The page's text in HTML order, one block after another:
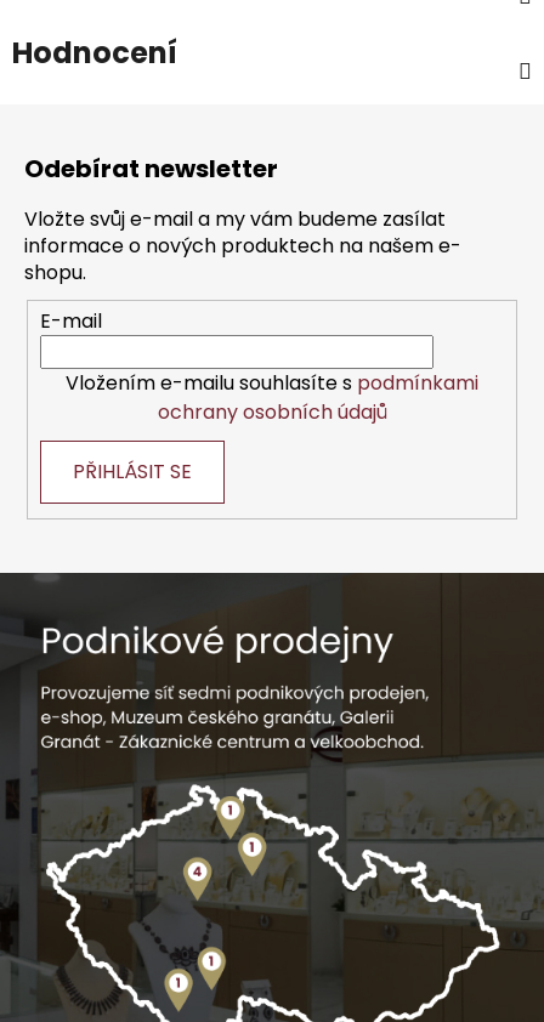
Hodnocení
Odebírat newsletter
Vložte svůj e-mail a my vám budeme zasílat
informace o nových produktech na našem e-
shopu.
E-mail
Vložením e-mailu souhlasíte s podmínkami
ochrany osobních údajů
PŘIHLÁSIT SE